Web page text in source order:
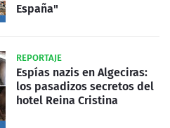
España"
REPORTAJE
Espías nazis en Algeciras:
los pasadizos secretos del
hotel Reina Cristina